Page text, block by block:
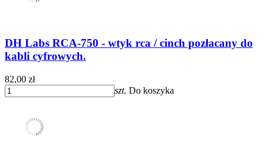
DH Labs RCA-750 - wtyk rca / cinch pozłacany do
kabli cyfrowych.
82,00 zł
szt. Do koszyka